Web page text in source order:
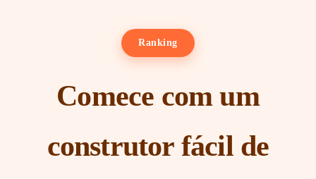
Ranking
Comece com um
construtor fácil de